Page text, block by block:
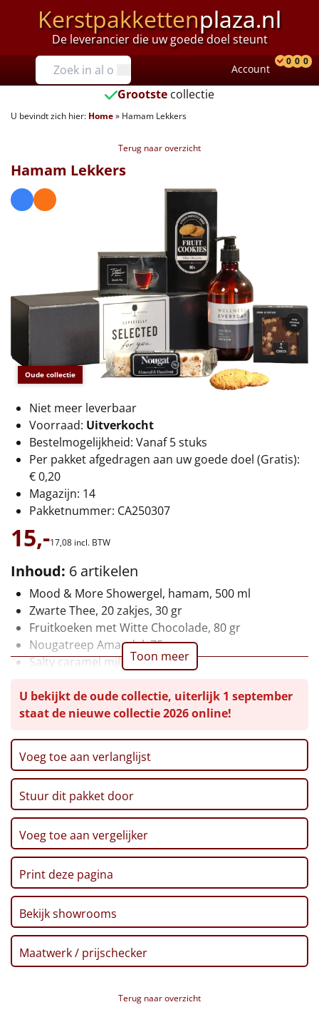
Kerstpakkettenplaza.nl
De leverancier die uw goede doel steunt
Prijzen
Tot €25
€25 tot €35
€40 tot €45
€55 tot €75
€100 en hoger
Thema
Origineel
Rituals
Vrouwen
Duurzaam
Leuke
Goedkope
Alle thema's
Artikel
Hitster
Pizzarette
Tas
Wake up light
NIEUW
Borrelplank
NIEUW
Account
0 0 0
Grootste collectie
U bevindt zich hier: Home» Hamam Lekkers
Terug naar overzicht
Oude collectie
Hamam Lekkers
Niet meer leverbaar
Voorraad: Uitverkocht
Bestelmogelijkheid: Vanaf 5 stuks
Per pakket afgedragen aan uw goede doel (Gratis):
€ 0,20
Magazijn: 14
Pakketnummer: CA250307
15,-17,08 incl. BTW
Inhoud: 6 artikelen
Mood & More Showergel, hamam, 500 ml
Zwarte Thee, 20 zakjes, 30 gr
Fruitkoeken met Witte Chocolade, 80 gr
Nougatreep Amandel, 75 gr
Salty caramel milk
cm
Toon meer
U bekijkt de oude collectie, uiterlijk 1 september
staat de nieuwe collectie 2026 online!
Voeg toe aan verlanglijst
Stuur dit pakket door
Voeg toe aan vergelijker
Print deze pagina
Bekijk showrooms
Maatwerk / prijschecker
Terug naar overzicht